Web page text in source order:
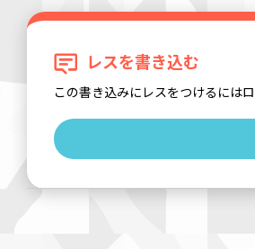
レスを書き込む
この書き込みにレスをつけるには